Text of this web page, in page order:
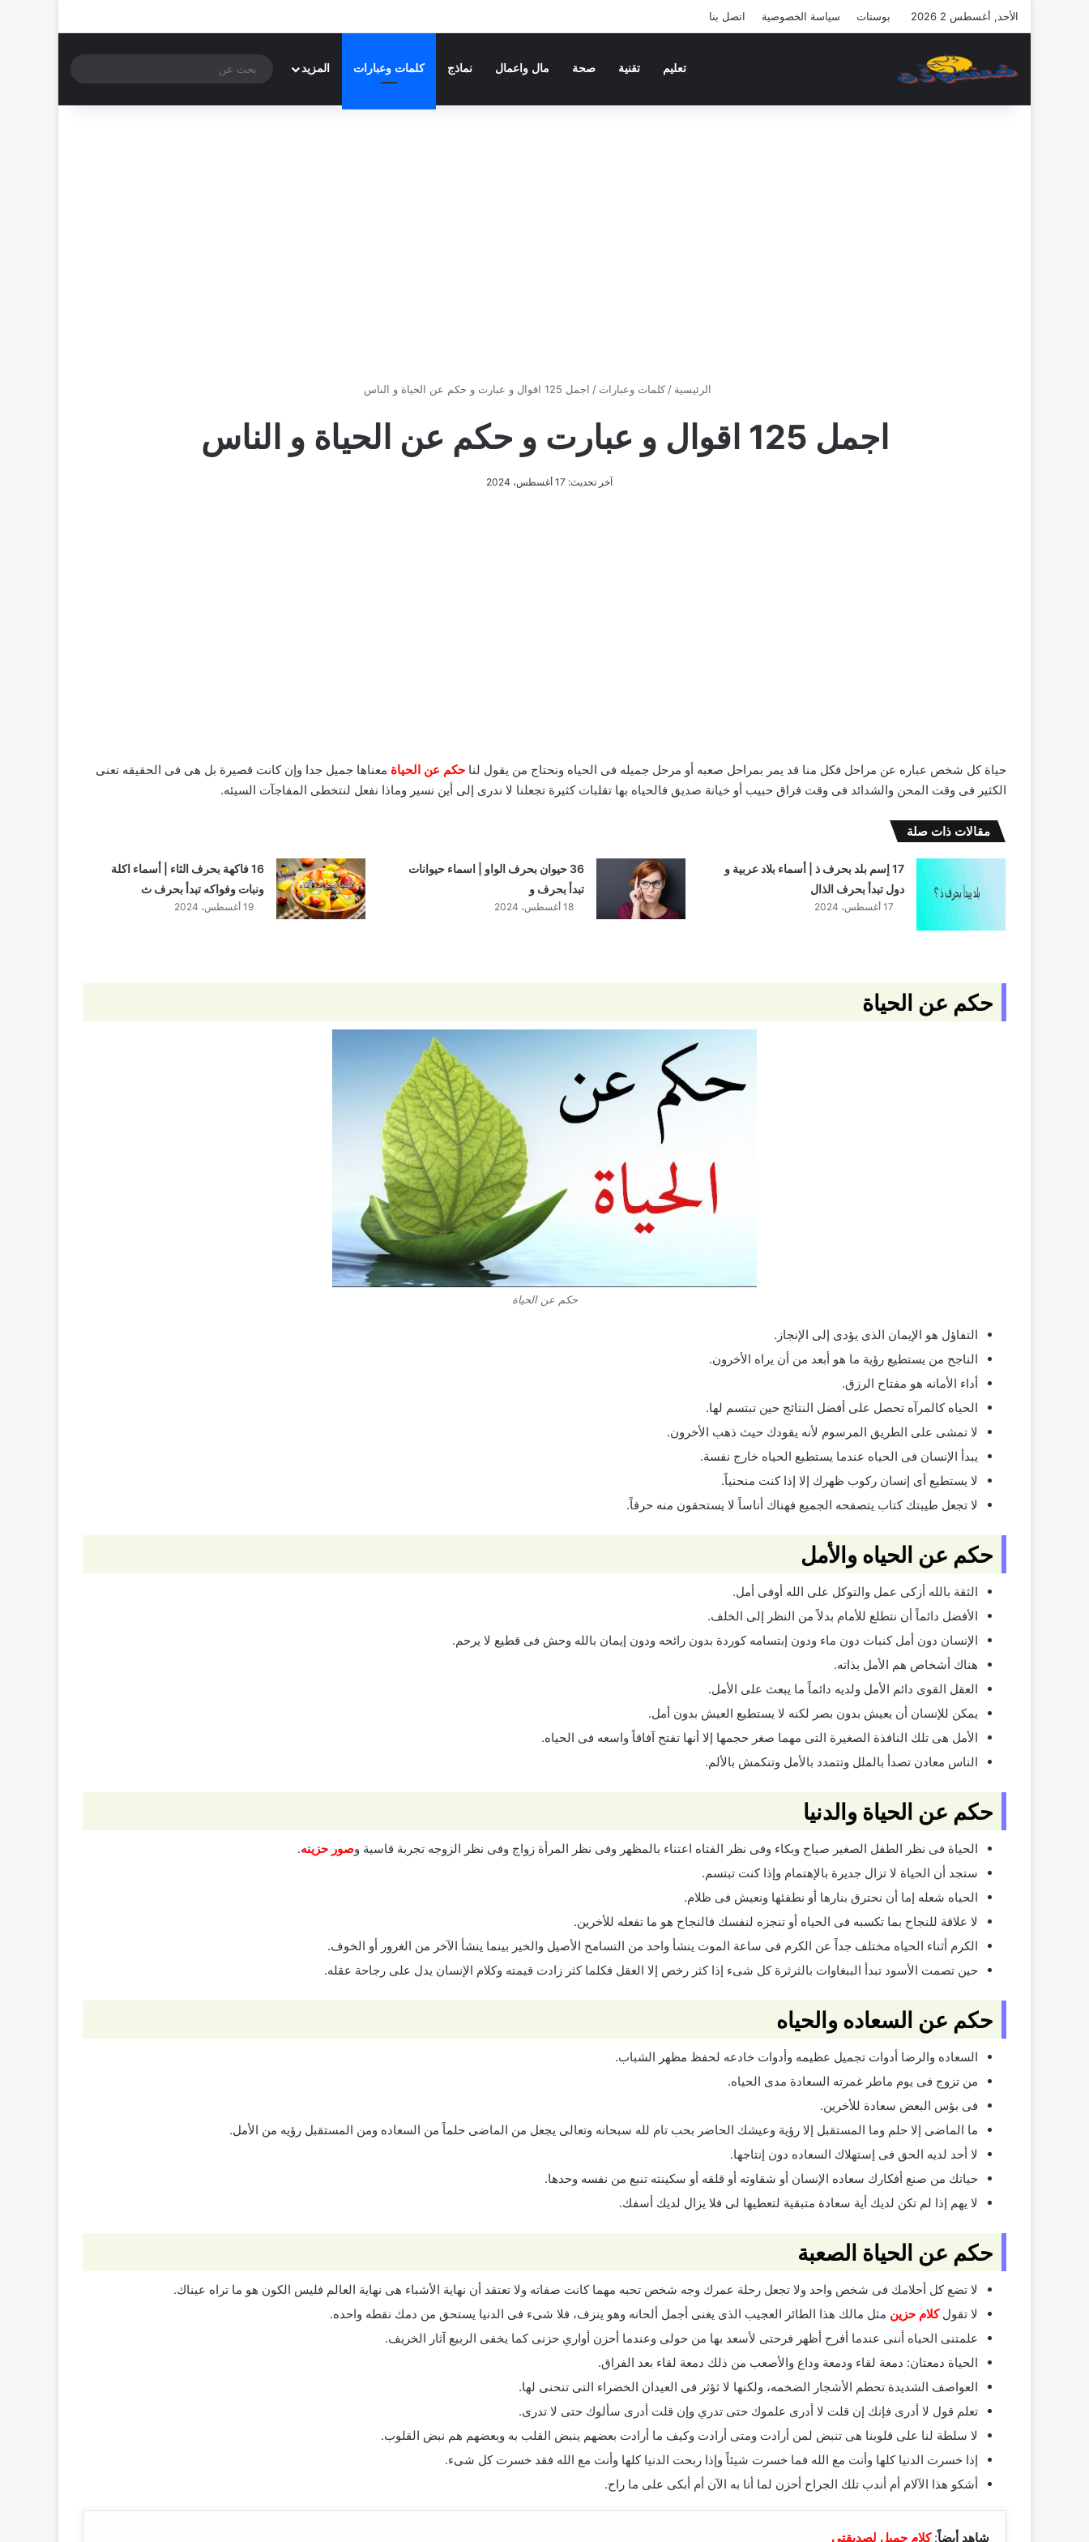
الأحد, أغسطس 2 2026 بوستات سياسة الخصوصية اتصل بنا
تعليم تقنية صحة مال واعمال نماذج كلمات وعبارات المزيد
الرئيسية / كلمات وعبارات / اجمل 125 اقوال و عبارت و حكم عن الحياة و الناس
اجمل 125 اقوال و عبارت و حكم عن الحياة و الناس
آخر تحديث: 17 أغسطس، 2024
حياة كل شخص عباره عن مراحل فكل منا قد يمر بمراحل صعبه أو مرحل جميله فى الحياه ونحتاج من يقول لنا حكم عن الحياة معناها جميل جدا وإن كانت قصيرة بل هى فى الحقيقه تعنى
الكثير فى وقت المحن والشدائد فى وقت فراق حبيب أو خيانة صديق فالحياه بها تقلبات كثيرة تجعلنا لا ندرى إلى أين نسير وماذا نفعل لنتخطى المفاجآت السيئه.
مقالات ذات صلة
17 إسم بلد بحرف ذ | أسماء بلاد عربية و
دول تبدأ بحرف الذال
17 أغسطس، 2024
36 حيوان بحرف الواو | اسماء حيوانات
تبدأ بحرف و
18 أغسطس، 2024
16 فاكهة بحرف الثاء | أسماء اكلة
ونبات وفواكه تبدأ بحرف ث
19 أغسطس، 2024
حكم عن الحياة
حكم عن الحياة
التفاؤل هو الإيمان الذى يؤدى إلى الإنجاز.
الناجح من يستطيع رؤية ما هو أبعد من أن يراه الأخرون.
أداء الأمانه هو مفتاح الرزق.
الحياه كالمرآه تحصل على أفضل النتائج حين تبتسم لها.
لا تمشى على الطريق المرسوم لأنه يقودك حيث ذهب الأخرون.
يبدأ الإنسان فى الحياه عندما يستطيع الحياه خارج نفسة.
لا يستطيع أى إنسان ركوب ظهرك إلا إذا كنت منحنياً.
لا تجعل طيبتك كتاب يتصفحه الجميع فهناك أناساً لا يستحقون منه حرفاً.
حكم عن الحياه والأمل
الثقة بالله أزكى عمل والتوكل على الله أوفى أمل.
الأفضل دائماً أن نتطلع للأمام بدلاً من النظر إلى الخلف.
الإنسان دون أمل كنبات دون ماء ودون إبتسامه كوردة بدون رائحه ودون إيمان بالله وحش فى قطيع لا يرحم.
هناك أشخاص هم الأمل بذاته.
العقل القوى دائم الأمل ولديه دائماً ما يبعث على الأمل.
يمكن للإنسان أن يعيش بدون بصر لكنه لا يستطيع العيش بدون أمل.
الأمل هى تلك النافذة الصغيرة التى مهما صغر حجمها إلا أنها تفتح آفاقاً واسعه فى الحياه.
الناس معادن تصدأ بالملل وتتمدد بالأمل وتنكمش بالألم.
حكم عن الحياة والدنيا
الحياة فى نظر الطفل الصغير صياح وبكاء وفى نظر الفتاه اعتناء بالمظهر وفى نظر المرأة زواج وفى نظر الزوجه تجربة قاسية وصور حزينه.
ستجد أن الحياة لا تزال جديرة بالإهتمام وإذا كنت تبتسم.
الحياه شعله إما أن نحترق بنارها أو نطفئها ونعيش فى ظلام.
لا علاقة للنجاح بما تكسبه فى الحياه أو تنجزه لنفسك فالنجاح هو ما تفعله للأخرين.
الكرم أثناء الحياه مختلف جداً عن الكرم فى ساعة الموت ينشأ واحد من التسامح الأصيل والخير بينما ينشأ الآخر من الغرور أو الخوف.
حين تصمت الأسود تبدأ الببغاوات بالثرثرة كل شىء إذا كثر رخص إلا العقل فكلما كثر زادت قيمته وكلام الإنسان يدل على رجاحة عقله.
حكم عن السعاده والحياه
السعاده والرضا أدوات تجميل عظيمه وأدوات خادعه لحفظ مظهر الشباب.
من تزوج فى يوم ماطر غمرته السعادة مدى الحياه.
فى بؤس البعض سعادة للأخرين.
ما الماضى إلا حلم وما المستقبل إلا رؤية وعيشك الحاضر بحب تام لله سبحانه وتعالى يجعل من الماضى حلماً من السعاده ومن المستقبل رؤيه من الأمل.
لا أحد لديه الحق فى إستهلاك السعاده دون إنتاجها.
حياتك من صنع أفكارك سعاده الإنسان أو شقاوته أو قلقه أو سكينته تنبع من نفسه وحدها.
لا يهم إذا لم تكن لديك أية سعادة متبقية لتعطيها لى فلا يزال لديك أسفك.
حكم عن الحياة الصعبة
لا تضع كل أحلامك فى شخص واحد ولا تجعل رحلة عمرك وجه شخص تحبه مهما كانت صفاته ولا تعتقد أن نهاية الأشباء هى نهاية العالم فليس الكون هو ما تراه عيناك.
لا تقولكلام حزين مثل مالك هذا الطائر العجيب الذى يغنى أجمل ألحانه وهو ينزف، فلا شىء فى الدنيا يستحق من دمك نقطه واحده.
علمتنى الحياه أننى عندما أفرح أظهر فرحتى لأسعد بها من حولى وعندما أحزن أواري حزنى كما يخفى الربيع آثار الخريف.
الحياة دمعتان: دمعة لقاء ودمعة وداع والأصعب من ذلك دمعة لقاء بعد الفراق.
العواصف الشديدة تحطم الأشجار الضخمه، ولكنها لا ثؤثر فى العيدان الخضراء التى تنحنى لها.
تعلم قول لا أدرى فإنك إن قلت لا أدرى علموك حتى تدري وإن قلت أدرى سألوك حتى لا تدرى.
لا سلطة لنا على قلوبنا هى تنبض لمن أرادت ومتى أرادت وكيف ما أرادت بعضهم ينبض القلب به وبعضهم هم نبض القلوب.
إذا خسرت الدنيا كلها وأنت مع الله فما خسرت شيئاً وإذا ربحت الدنيا كلها وأنت مع الله فقد خسرت كل شىء.
أشكو هذا الآلام أم أندب تلك الجراح أحزن لما أنا به الآن أم أبكى على ما راح.
شاهد أيضاً:كلام جميل لصديقتي